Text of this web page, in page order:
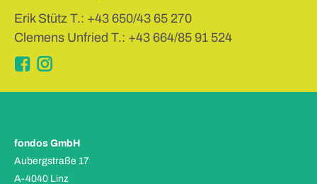
Erik Stütz T.: +43 650/43 65 270
Clemens Unfried T.: +43 664/85 91 524
Instagram
fondos GmbH
Aubergstraße 17
A-4040 Linz